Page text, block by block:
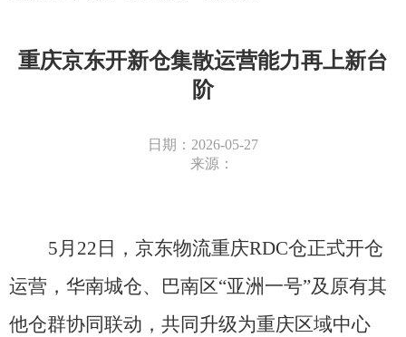
重庆京东开新仓集散运营能力再上新台
阶
日期：2026-05-27
来源：
5月 22 日，京东物流重庆RDC仓正式开仓
运营，华南城仓、巴南区“亚洲一号”及原有其
他仓群协同联动，共同升级为重庆区域中心